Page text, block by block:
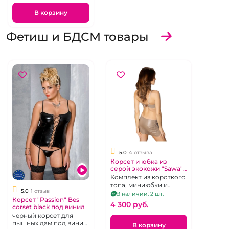
В корзину
Фетиш и БДСМ товары
5.0 1 отзыв
Корсет "Passion" Bes
corset black под винил
черный корсет для
пышных дам под винил
5.0 4 отзыва
Корсет и юбка из
серой экокожи "Sawa"
L/XL
Комплект из короткого
топа, миниюбки и
стрингов, экокожа,
р.46-48
В наличии: 2 шт.
4 300 pуб.
В корзину